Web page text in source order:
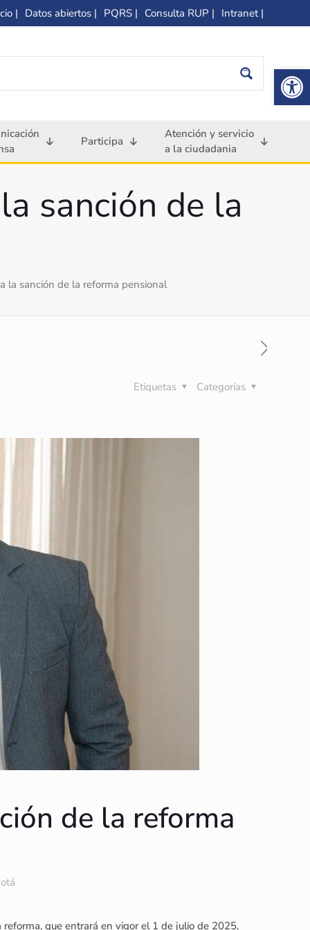
| Datos abiertos | PQRS | Consulta RUP | Intranet |
Participa
Atención y servicio
a la ciudadania
sanción de la
la sanción de la reforma pensional
Categorías
Etiquetas
de la reforma
que entrará en vigor el 1 de julio de 2025,